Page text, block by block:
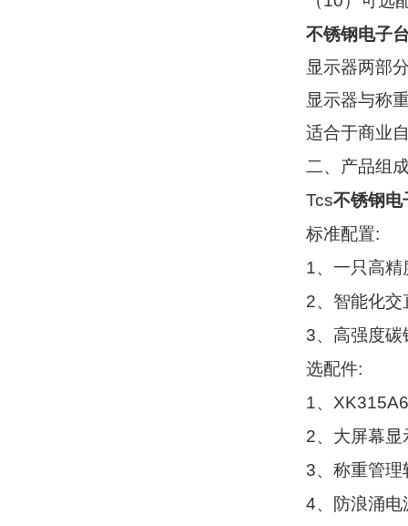
不锈钢电子
显示器两部
显示器与称
适合于商业
二、产品组
Tcs不锈钢电
标准配置:
1、一只高
2、智能化
3、高强度
选配件:
1、
2、大屏幕显
3、称重管理
4、防浪涌